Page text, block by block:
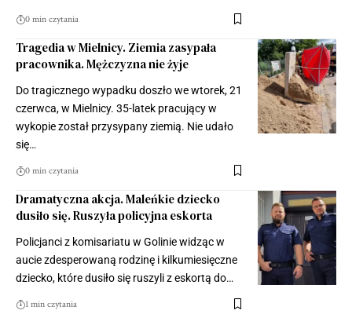
0 min czytania
Tragedia w Mielnicy. Ziemia zasypała
pracownika. Mężczyzna nie żyje
Do tragicznego wypadku doszło we wtorek, 21
czerwca, w Mielnicy. 35-latek pracujący w
wykopie został przysypany ziemią. Nie udało
się…
0 min czytania
Dramatyczna akcja. Maleńkie dziecko
dusiło się. Ruszyła policyjna eskorta
Policjanci z komisariatu w Golinie widząc w
aucie zdesperowaną rodzinę i kilkumiesięczne
dziecko, które dusiło się ruszyli z eskortą do…
1 min czytania